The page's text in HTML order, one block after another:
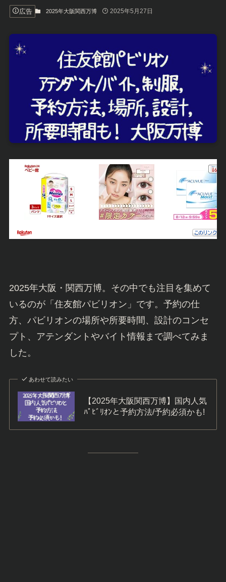
広告 2025年大阪関西万博 2025年5月27日
2025年大阪・関西万博。その中でも注目を集めて
いるのが「住友館パビリオン」です。予約の仕
方、パビリオンの場所や所要時間、設計のコンセ
プト、アテンダントやバイト情報まで調べてみま
した。
あわせて読みたい
【2025年大阪関西万博】国内人気
ﾊﾟﾋﾞﾘｵﾝと予約方法/予約必須かも!